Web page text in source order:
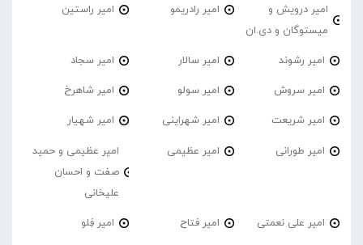
امیر درویش و
میستوگان و دی.ان
امیر رادریمو امیر راستین
امیر رشوند امیر سالار امیر سجاد
امیر سروش امیر سولو امیر شاهرخ
امیر شریعت امیر شهراینی امیر شهیار
امیر طورانی امیر عظیمی
امیر عظیمی و حمید
صفت و احسان
علیخانی
امیر علی نعمتی امیر فتاح امیر فِلو